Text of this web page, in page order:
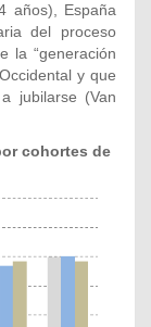
años), España
del proceso
la “generación
y que
jubilarse (Van
cohortes de